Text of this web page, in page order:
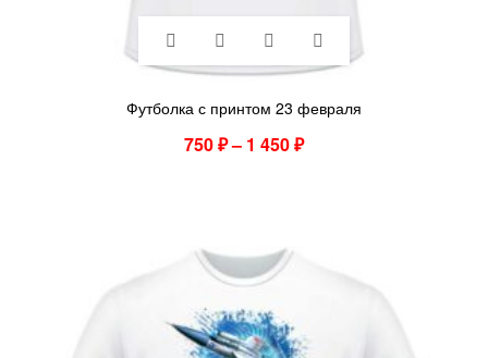
Футболка с принтом 23 февраля
750₽– 1 450₽